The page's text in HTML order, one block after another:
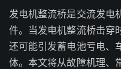
发电机整流桥是交流发电
件。当发电机整流桥击穿
还可能引发蓄电池亏电、
体。本文将从故障机理、